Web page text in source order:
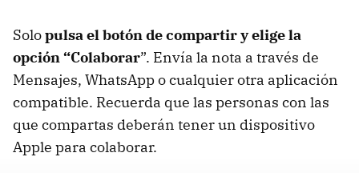
Solopulsa el botón de compartir y elige la
opción “Colaborar”. Envía la nota a través de
Mensajes, WhatsApp o cualquier otra aplicación
compatible. Recuerda que las personas con las
que compartas deberán tener un dispositivo
Apple para colaborar.